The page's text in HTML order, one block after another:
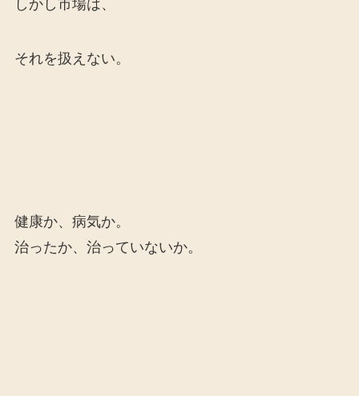
しかし市場は、
それを扱えない。
健康か、病気か。
治ったか、治っていないか。